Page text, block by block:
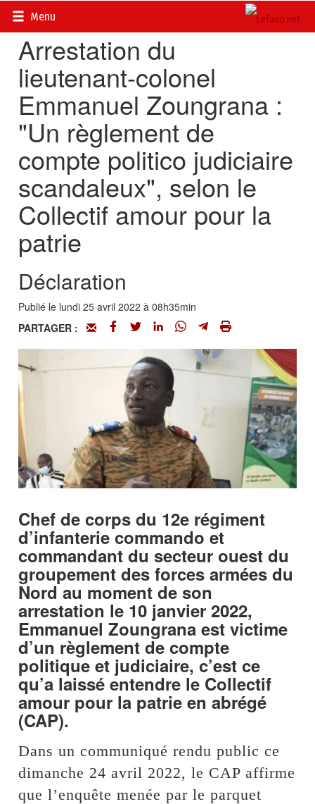
Menu
Accueil>
Arrestation du
lieutenant-colonel
Emmanuel Zoungrana :
"Un règlement de
compte politico judiciaire
scandaleux", selon le
Collectif amour pour la
patrie
Déclaration
Publié le lundi 25 avril 2022 à 08h35min
PARTAGER :
Chef de corps du 12e régiment
d’infanterie commando et
commandant du secteur ouest du
groupement des forces armées du
Nord au moment de son
arrestation le 10 janvier 2022,
Emmanuel Zoungrana est victime
d’un règlement de compte
politique et judiciaire, c’est ce
qu’a laissé entendre le Collectif
amour pour la patrie en abrégé
(CAP).
Dans un communiqué rendu public ce
dimanche 24 avril 2022, le CAP affirme
que l’enquête menée par le parquet